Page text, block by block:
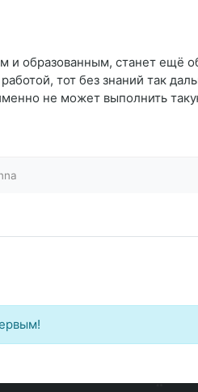
образованным, станет ещё
тот без знаний так
не может выполнить